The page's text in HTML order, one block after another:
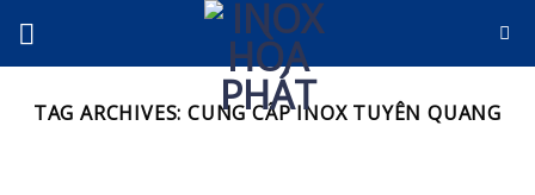
content
TAG ARCHIVES:CUNG CẤP INOX TUYÊN QUANG